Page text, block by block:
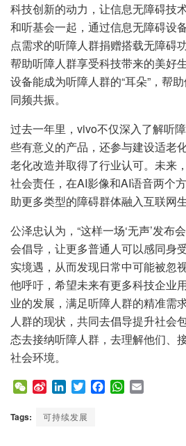
科技创新的动力，让信息无障碍技
和听基会一起，通过信息无障碍设
点需求的听障人群捐赠搭载无障碍
帮助听障人群享受科技带来的美好
设备能成为听障人群的“耳朵”，帮
同频共振。
过去一年里，vivo不仅深入了解听
些有意义的产品，还参与建设适老
老化改造并取得了行业认可。未来
社会责任，在AI影像和AI语音两个
助更多类型的障碍群体融入互联网生
公泽忠认为，“这样一场‘无声’发布
会倡导，让更多普通人可以感同身
实境遇，从而发现日常中可能被忽
他呼吁，希望未来有更多科技企业
业的发展，满足听障人群的精准需
人群的现状，共同去倡导提升社会
态去接纳听障人群，去理解他们、
社会环境。
W
C
S
n
L
n
T
i
F
W
Tags: 可持续发展